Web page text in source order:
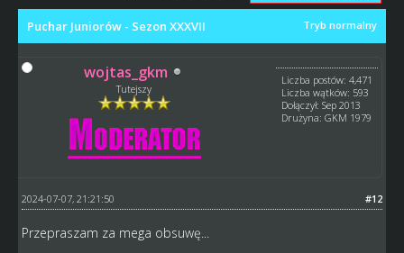
Tryb normalny
Puchar Juniorów - Sezon XXXVII
wojtas_gkm
Tutejszy
Liczba postów: 4,471
Liczba wątków: 593
Dołączył: Sep 2013
Drużyna: GKM 1979
#12
2024-07-07, 21:21:50
Przepraszam za mega obsuwę...